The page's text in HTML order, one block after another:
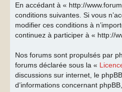
En accédant à « http://
conditions suivantes. Si vous
modifier ces conditions à
continuez à participer à « http://
Nos forums sont propulsés par
forums déclarée sous la «
discussions sur internet, le
d’informations concernant